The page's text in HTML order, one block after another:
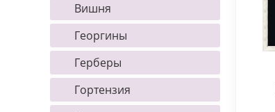
Вишня
Георгины
Герберы
Гортензия